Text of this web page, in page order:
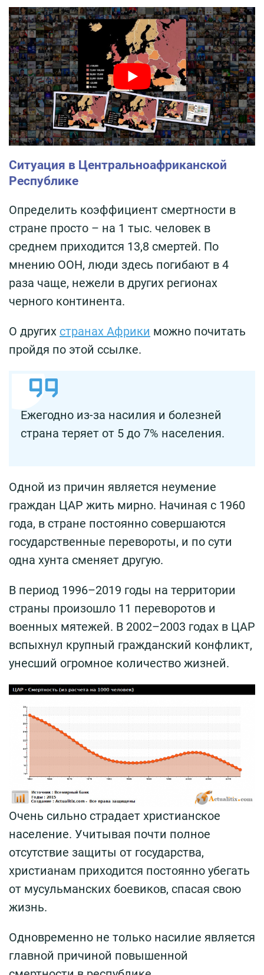
Ситуация в Центральноафриканской
Республике
Определить коэффициент смертности в
стране просто – на 1 тыс. человек в
среднем приходится 13,8 смертей. По
мнению ООН, люди здесь погибают в 4
раза чаще, нежели в других регионах
черного континента.
О других странах Африки можно почитать
пройдя по этой ссылке.
Ежегодно из-за насилия и болезней
страна теряет от 5 до 7% населения.
Одной из причин является неумение
граждан ЦАР жить мирно. Начиная с 1960
года, в стране постоянно совершаются
государственные перевороты, и по сути
одна хунта сменяет другую.
В период 1996–2019 годы на территории
страны произошло 11 переворотов и
военных мятежей. В 2002–2003 годах в ЦАР
вспыхнул крупный гражданский конфликт,
унесший огромное количество жизней.
Очень сильно страдает христианское
население. Учитывая почти полное
отсутствие защиты от государства,
христианам приходится постоянно убегать
от мусульманских боевиков, спасая свою
жизнь.
Одновременно не только насилие является
главной причиной повышенной